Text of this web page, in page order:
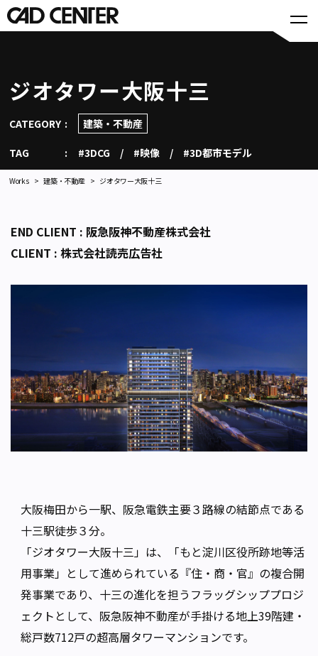
ジオタワー大阪十三
CATEGORY 建築・不動産
TAG #3DCG #映像 #3D都市モデル
Works 建築・不動産 ジオタワー大阪十三
END CLIENT : 阪急阪神不動産株式会社
CLIENT : 株式会社読売広告社
大阪梅田から一駅、阪急電鉄主要３路線の結節点である
十三駅徒歩３分。
「ジオタワー大阪十三」は、「もと淀川区役所跡地等活
用事業」として進められている『住・商・官』の複合開
発事業であり、十三の進化を担うフラッグシッププロジ
ェクトとして、阪急阪神不動産が手掛ける地上39階建・
総戸数712戸の超高層タワーマンションです。